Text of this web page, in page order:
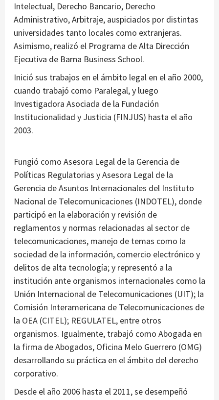
Intelectual, Derecho Bancario, Derecho
Administrativo, Arbitraje, auspiciados por distintas
universidades tanto locales como extranjeras.
Asimismo, realizó el Programa de Alta Dirección
Ejecutiva de Barna Business School.
Inició sus trabajos en el ámbito legal en el año 2000,
cuando trabajó como Paralegal, y luego
Investigadora Asociada de la Fundación
Institucionalidad y Justicia (FINJUS) hasta el año
2003.
Fungió como Asesora Legal de la Gerencia de
Políticas Regulatorias y Asesora Legal de la
Gerencia de Asuntos Internacionales del Instituto
Nacional de Telecomunicaciones (INDOTEL), donde
participó en la elaboración y revisión de
reglamentos y normas relacionadas al sector de
telecomunicaciones, manejo de temas como la
sociedad de la información, comercio electrónico y
delitos de alta tecnología; y representó a la
institución ante organismos internacionales como la
Unión Internacional de Telecomunicaciones (UIT); la
Comisión Interamericana de Telecomunicaciones de
la OEA (CITEL); REGULATEL, entre otros
organismos. Igualmente, trabajó como Abogada en
la firma de Abogados, Oficina Melo Guerrero (OMG)
desarrollando su práctica en el ámbito del derecho
corporativo.
Desde el año 2006 hasta el 2011, se desempeñó